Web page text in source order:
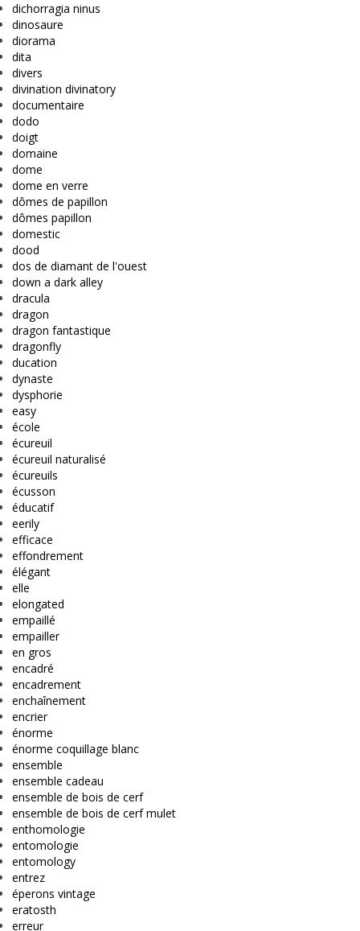
dichorragia ninus
dinosaure
diorama
dita
divers
divination divinatory
documentaire
dodo
doigt
domaine
dome
dome en verre
dômes de papillon
dômes papillon
domestic
dood
dos de diamant de l'ouest
down a dark alley
dracula
dragon
dragon fantastique
dragonfly
ducation
dynaste
dysphorie
easy
école
écureuil
écureuil naturalisé
écureuils
écusson
éducatif
eerily
efficace
effondrement
élégant
elle
elongated
empaillé
empailler
en gros
encadré
encadrement
enchaînement
encrier
énorme
énorme coquillage blanc
ensemble
ensemble cadeau
ensemble de bois de cerf
ensemble de bois de cerf mulet
enthomologie
entomologie
entomology
entrez
éperons vintage
eratosth
erreur